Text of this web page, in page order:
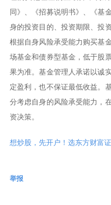
同》、《招募说明书》、《基
身的投资目的、投资期限、投
根据自身风险承受能力购买基
场基金和债券型基金，低于股
果为准。基金管理人承诺以诚
定盈利，也不保证最低收益。
分考虑自身的风险承受能力，
资决策。
想炒股，先开户！选东方财富
举报